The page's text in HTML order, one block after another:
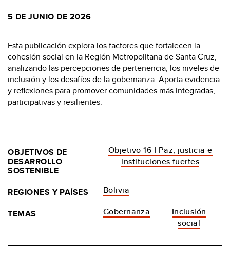
5 DE JUNIO DE 2026
Esta publicación explora los factores que fortalecen la
cohesión social en la Región Metropolitana de Santa Cruz,
analizando las percepciones de pertenencia, los niveles de
inclusión y los desafíos de la gobernanza. Aporta evidencia
y reflexiones para promover comunidades más integradas,
participativas y resilientes.
OBJETIVOS DE
DESARROLLO
SOSTENIBLE
Objetivo 16 | Paz, justicia e
instituciones fuertes
REGIONES Y PAÍSES
Bolivia
TEMAS
Gobernanza
Inclusión
social